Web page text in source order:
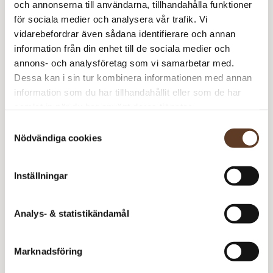
och annonserna till användarna, tillhandahålla funktioner
för sociala medier och analysera vår trafik. Vi
vidarebefordrar även sådana identifierare och annan
information från din enhet till de sociala medier och
annons- och analysföretag som vi samarbetar med.
Dessa kan i sin tur kombinera informationen med annan
information som du har tillhandahållit eller som de har
Nödvändiga cookies
Inställningar
Analys- & statistikändamål
Marknadsföring
Katalog: Dame Bomull
2204
April Bluse 0 kr 1
0 kr
Mandarin Petit – 1001
Kritvit
55 kr 5 275 kr
365 kr
Slutsåld Art.nr: SA-5301-2
Behöver du fler? Bli meddelad när fler är tillbaka i
Meddela mig